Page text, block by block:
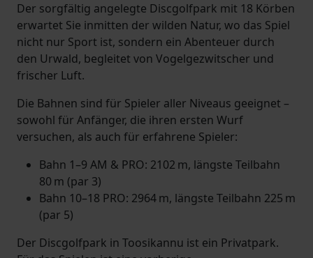
Der sorgfältig angelegte Discgolfpark mit 18 Körben
erwartet Sie inmitten der wilden Natur, wo das Spiel
nicht nur Sport ist, sondern ein Abenteuer durch
den Urwald, begleitet von Vogelgezwitscher und
frischer Luft.
Die Bahnen sind für Spieler aller Niveaus geeignet –
sowohl für Anfänger, die ihren ersten Wurf
versuchen, als auch für erfahrene Spieler:
Bahn 1–9 AM & PRO: 2102 m, längste Teilbahn
80 m (par 3)
Bahn 10–18 PRO: 2964 m, längste Teilbahn 225 m
(par 5)
Der Discgolfpark in Toosikannu ist ein Privatpark.